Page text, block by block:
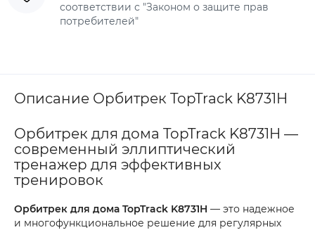
соответствии с "Законом о защите прав
потребителей"
Описание Орбитрек TopTrack K8731H
Орбитрек для дома TopTrack K8731H —
современный эллиптический
тренажер для эффективных
тренировок
Орбитрек для дома TopTrack K8731H — это надежное
и многофункциональное решение для регулярных